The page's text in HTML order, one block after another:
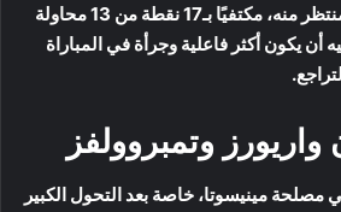
يقدم جيمي باتلر الأداء المنتظر منه، مكتفيًا بـ17 نقطة من 13 محاولة
يكون أكثر فاعلية وجرأة في المباراة
وتمبروولفز
مينيسوتا، خاصة بعد التحول الكبير